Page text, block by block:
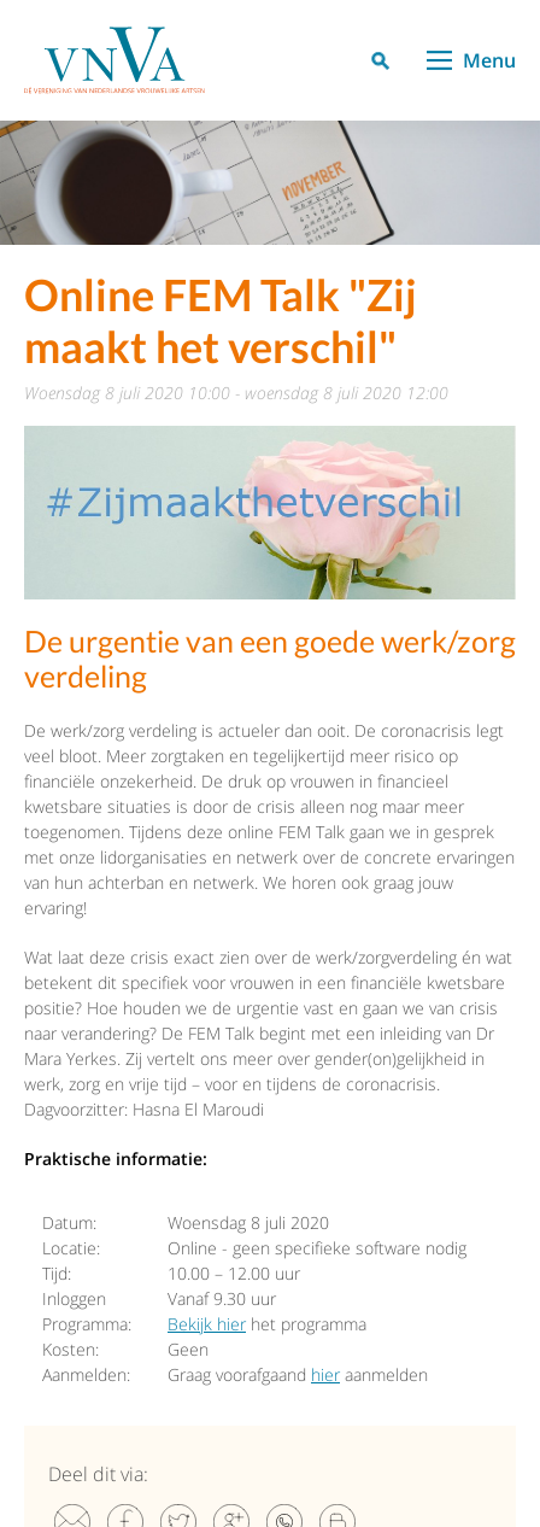
Menu
Online FEM Talk "Zij
maakt het verschil"
woensdag 8 juli 2020 10:00 - woensdag 8 juli 2020 12:00
De urgentie van een goede werk/zorg
verdeling
De werk/zorg verdeling is actueler dan ooit. De coronacrisis legt
veel bloot. Meer zorgtaken en tegelijkertijd meer risico op
financiële onzekerheid. De druk op vrouwen in financieel
kwetsbare situaties is door de crisis alleen nog maar meer
toegenomen. Tijdens deze online FEM Talk gaan we in gesprek
met onze lidorganisaties en netwerk over de concrete ervaringen
van hun achterban en netwerk. We horen ook graag jouw
ervaring!
Wat laat deze crisis exact zien over de werk/zorgverdeling én wat
betekent dit specifiek voor vrouwen in een financiële kwetsbare
positie? Hoe houden we de urgentie vast en gaan we van crisis
naar verandering? De FEM Talk begint met een inleiding van Dr
Mara Yerkes. Zij vertelt ons meer over gender(on)gelijkheid in
werk, zorg en vrije tijd – voor en tijdens de coronacrisis.
Dagvoorzitter: Hasna El Maroudi
Praktische informatie:
Datum:
Locatie:
Tijd:
Inloggen
Programma:
Kosten:
Aanmelden:
Woensdag 8 juli 2020
Online - geen specifieke software nodig
10.00 – 12.00 uur
Vanaf 9.30 uur
Bekijk hier het programma
Geen
Graag voorafgaand hier aanmelden
Deel dit via: